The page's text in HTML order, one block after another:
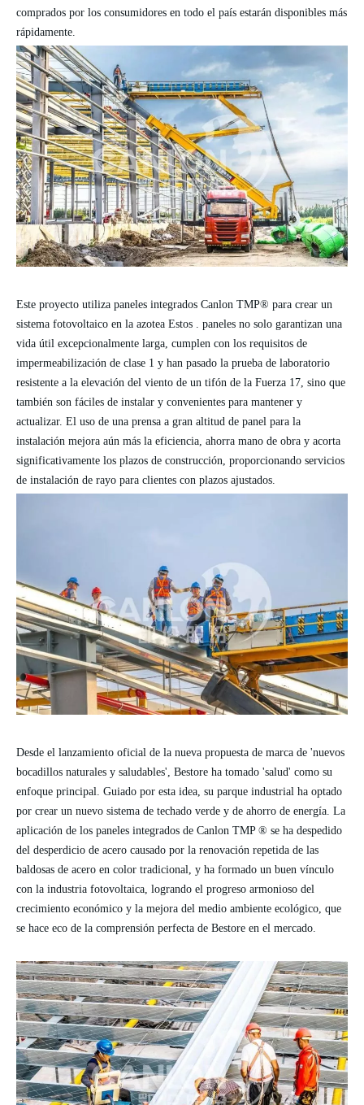
comprados por los consumidores en todo el país estarán disponibles más
rápidamente.
Este proyecto utiliza paneles integrados Canlon TMP® para crear un
sistema fotovoltaico en la azotea Estos
paneles no solo garantizan una
vida útil excepcionalmente larga, cumplen con los requisitos de
impermeabilización de clase 1 y han pasado la prueba de laboratorio
resistente a la elevación del viento de un tifón de la Fuerza 17, sino que
también son fáciles de instalar y convenientes para mantener y
actualizar. El uso de una prensa a gran altitud de panel para la
instalación mejora aún más la eficiencia, ahorra mano de obra y acorta
significativamente los plazos de construcción, proporcionando servicios
de instalación de rayo para clientes con plazos ajustados.
Desde el lanzamiento oficial de la nueva propuesta de marca de 'nuevos
bocadillos naturales y saludables', Bestore ha tomado 'salud' como su
enfoque principal. Guiado por esta idea, su parque industrial ha optado
por crear un nuevo sistema de techado verde y de ahorro de energía. La
aplicación de los paneles integrados de Canlon TMP ® se ha despedido
del desperdicio de acero causado por la renovación repetida de las
baldosas de acero en color tradicional, y ha formado un buen vínculo
con la industria fotovoltaica, logrando el progreso armonioso del
crecimiento económico y la mejora del medio ambiente ecológico, que
se hace eco de la comprensión perfecta de Bestore en el mercado.